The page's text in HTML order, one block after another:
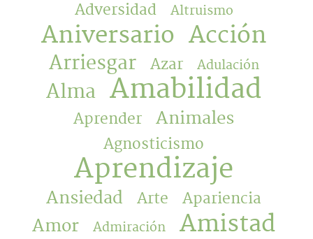
Adversidad Altruismo
Aniversario Acción
Arriesgar Azar Adulación
Alma Amabilidad
Aprender Animales
Agnosticismo
Aprendizaje
Ansiedad Arte Apariencia
Amor Admiración Amistad